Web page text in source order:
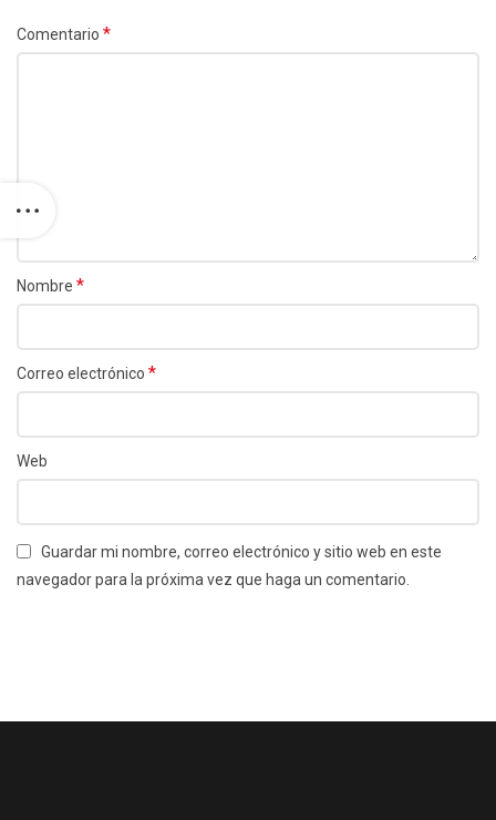
Comentario *
Nombre *
Correo electrónico *
Web
Guardar mi nombre, correo electrónico y sitio web en este
navegador para la próxima vez que haga un comentario.